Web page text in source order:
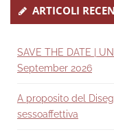
ARTICOLI
SAVE THE DATE |
September 2026
A proposito del
sessoaffettiva